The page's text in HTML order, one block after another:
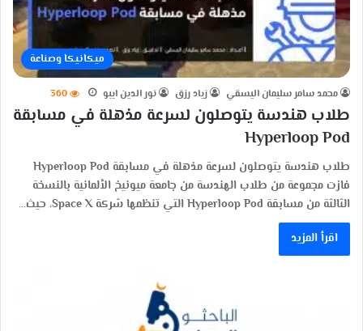
ميكانيكا وصناعة
محمد سامر سليمان اليسقي زياد رزق نور الدين ايبو 360
طلاب هندسة يتوصلون لسرعة مذهلة في مسابقة
Hyperloop Pod
طلاب هندسة يتوصلون لسرعة مذهلة في مسابقة Hyperloop Pod
فازت مجموعة من طلاب الهندسة من جامعة ميونيخ الألمانية بالنسخة
الثالثة من مسابقة Hyperloop Pod التي تنظمها شركة Space X، حيث…
اقرأ المزيد